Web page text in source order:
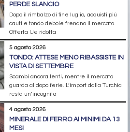
PERDE SLANCIO
Dopo il rimbalzo di fine luglio, acquisti più
cauti e tondo debole frenano il mercato.
Offerta Ue ridotta
5 agosto 2026
TONDO: ATTESE MENO RIBASSISTE IN
VISTA DI SETTEMBRE
Scambi ancora lenti, mentre il mercato
guarda al dopo ferie. L’import dalla Turchia
resta un’incognita
4 agosto 2026
MINERALE DI FERRO AI MINIMI DA 13
MESI